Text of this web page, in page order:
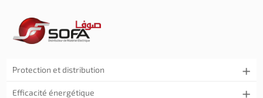
Protection et distribution
Efficacité énergétique